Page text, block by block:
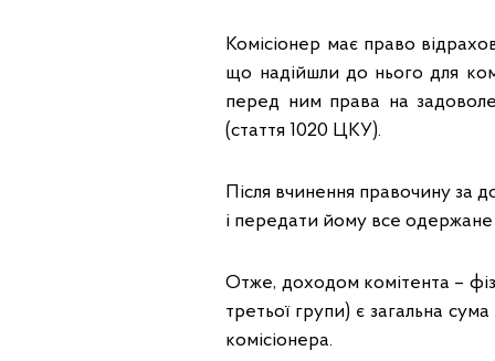
Комісіонер має право
що надійшли до нього для
перед ним права на
(стаття 1020 ЦКУ).
Після вчинення правочину за
і передати йому все одержане
Отже, доходом комітента –
третьої групи) є загальна
комісіонера.